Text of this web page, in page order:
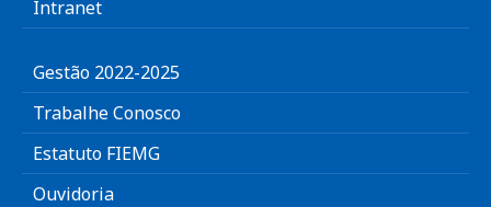
Intranet
Gestão 2022-2025
Trabalhe Conosco
Estatuto FIEMG
Ouvidoria